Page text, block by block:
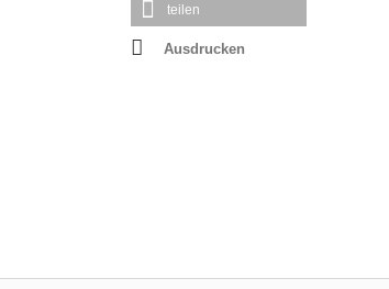
teilen
Ausdrucken